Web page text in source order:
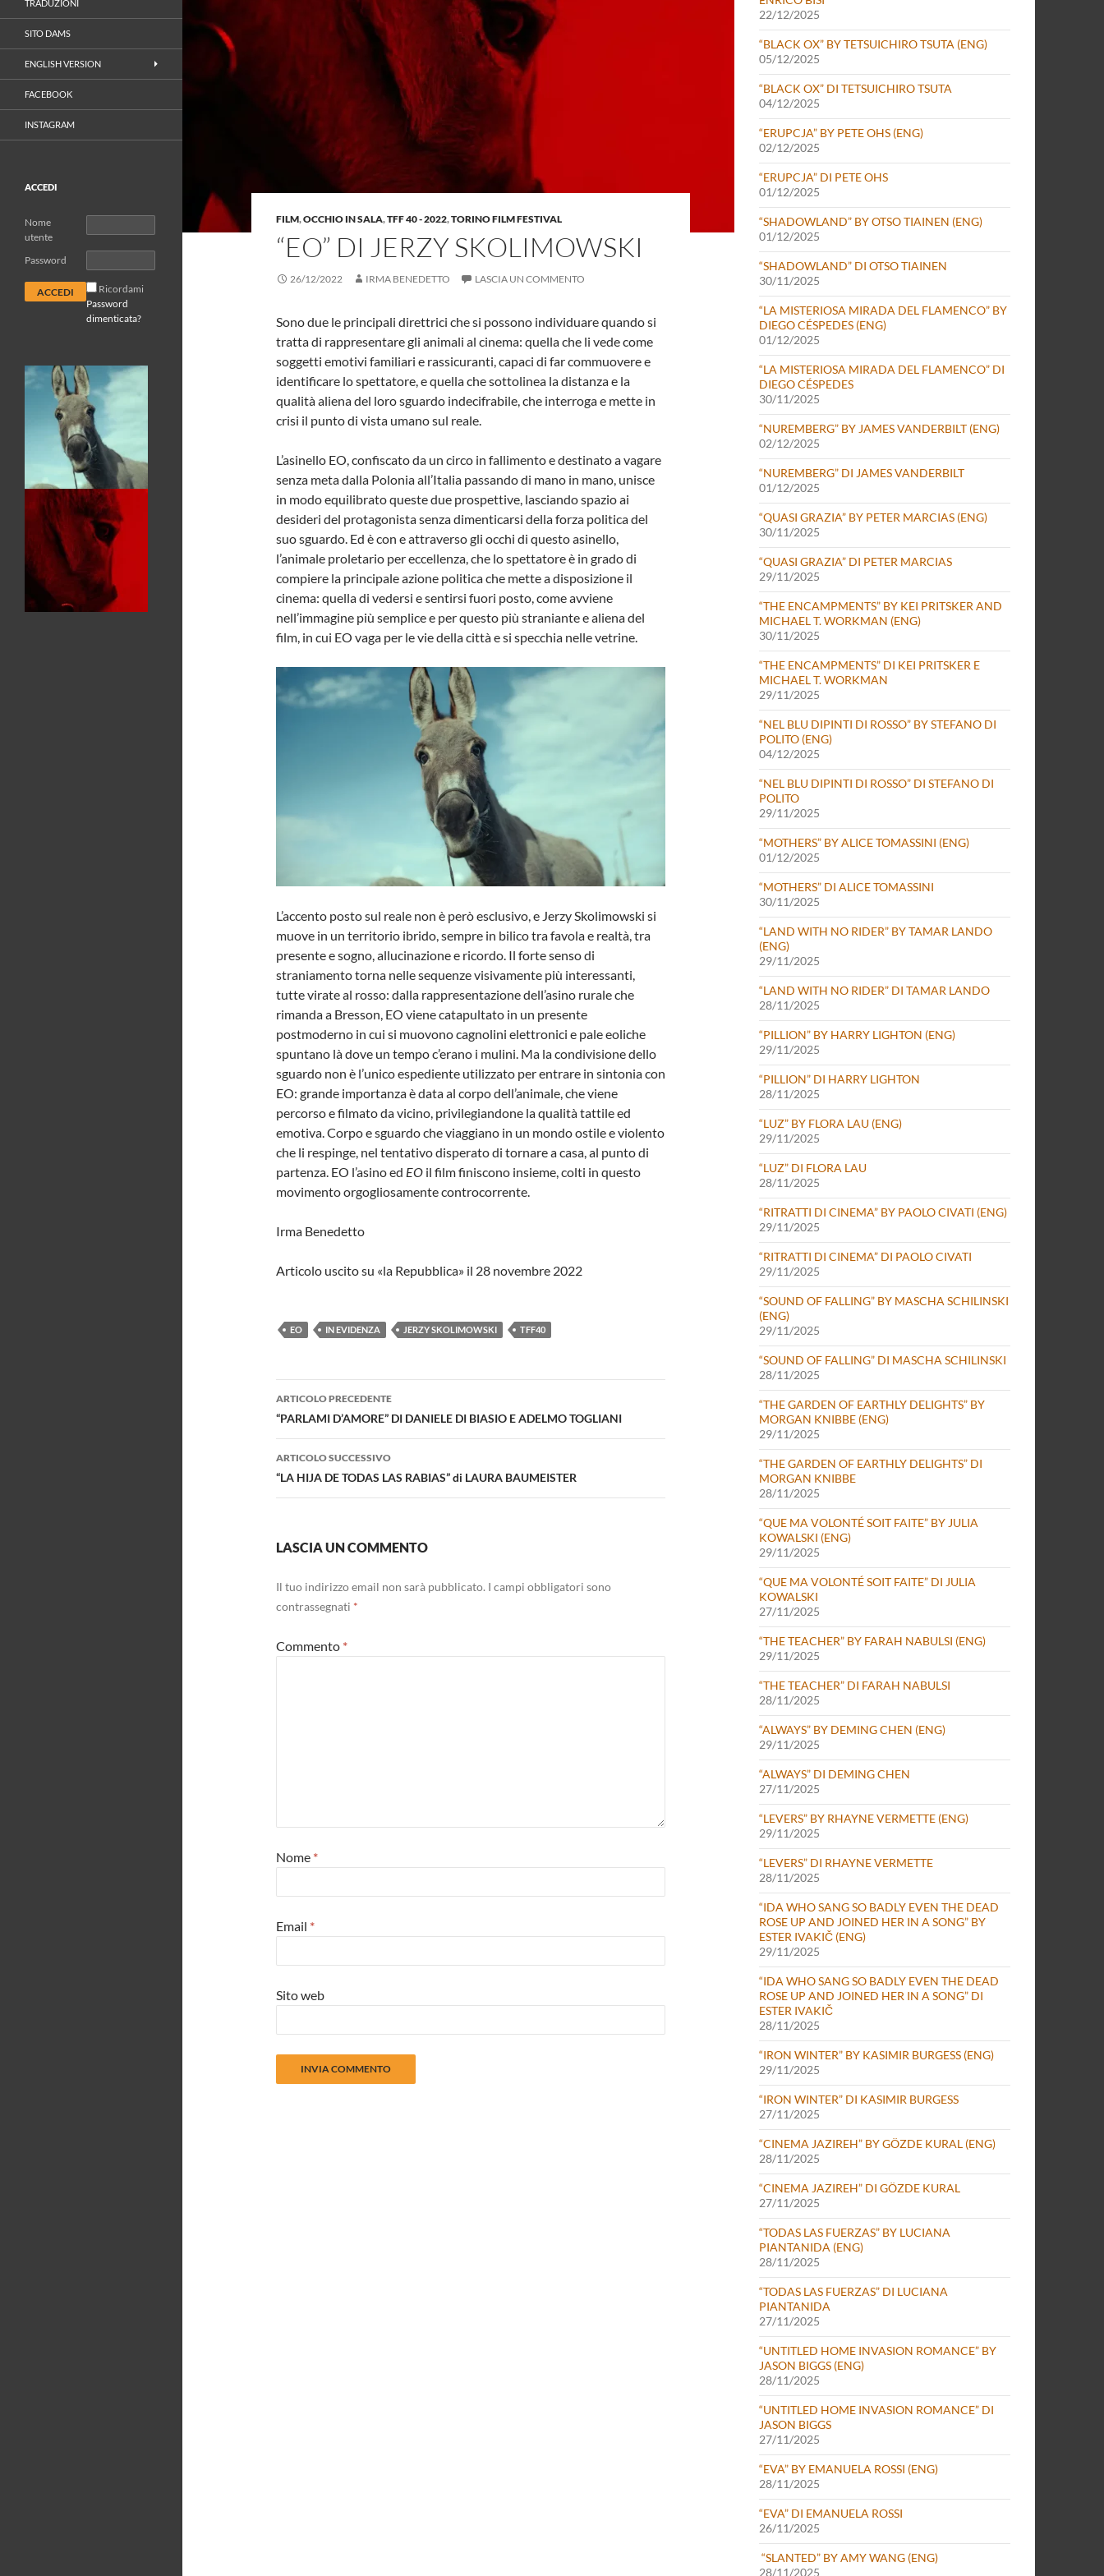
FILM,OCCHIO IN SALA,TFF 40 - 2022,TORINO FILM FESTIVAL
“EO” DI JERZY SKOLIMOWSKI
26/12/2022 IRMA BENEDETTO LASCIA UN COMMENTO
Sono due le principali direttrici che si possono individuare quando si
tratta di rappresentare gli animali al cinema: quella che li vede come
soggetti emotivi familiari e rassicuranti, capaci di far commuovere e
identificare lo spettatore, e quella che sottolinea la distanza e la
qualità aliena del loro sguardo indecifrabile, che interroga e mette in
crisi il punto di vista umano sul reale.
L’asinello EO, confiscato da un circo in fallimento e destinato a vagare
senza meta dalla Polonia all’Italia passando di mano in mano, unisce
in modo equilibrato queste due prospettive, lasciando spazio ai
desideri del protagonista senza dimenticarsi della forza politica del
suo sguardo. Ed è con e attraverso gli occhi di questo asinello,
l’animale proletario per eccellenza, che lo spettatore è in grado di
compiere la principale azione politica che mette a disposizione il
cinema: quella di vedersi e sentirsi fuori posto, come avviene
nell’immagine più semplice e per questo più straniante e aliena del
film, in cui EO vaga per le vie della città e si specchia nelle vetrine.
L’accento posto sul reale non è però esclusivo, e Jerzy Skolimowski si
muove in un territorio ibrido, sempre in bilico tra favola e realtà, tra
presente e sogno, allucinazione e ricordo. Il forte senso di
straniamento torna nelle sequenze visivamente più interessanti,
tutte virate al rosso: dalla rappresentazione dell’asino rurale che
rimanda a Bresson, EO viene catapultato in un presente
postmoderno in cui si muovono cagnolini elettronici e pale eoliche
spuntano là dove un tempo c’erano i mulini. Ma la condivisione dello
sguardo non è l’unico espediente utilizzato per entrare in sintonia con
EO: grande importanza è data al corpo dell’animale, che viene
percorso e filmato da vicino, privilegiandone la qualità tattile ed
emotiva. Corpo e sguardo che viaggiano in un mondo ostile e violento
che li respinge, nel tentativo disperato di tornare a casa, al punto di
partenza. EO l’asino ed EO il film finiscono insieme, colti in questo
movimento orgogliosamente controcorrente.
Irma Benedetto
Articolo uscito su «la Repubblica» il 28 novembre 2022
EO IN EVIDENZA JERZY SKOLIMOWSKI TFF40
Navigazione
articolo
ARTICOLO PRECEDENTE
“PARLAMI D’AMORE” DI DANIELE DI BIASIO E ADELMO TOGLIANI
ARTICOLO SUCCESSIVO
“LA HIJA DE TODAS LAS RABIAS” di LAURA BAUMEISTER
LASCIA UN COMMENTO
Il tuo indirizzo email non sarà pubblicato. I campi obbligatori sono
contrassegnati *
Commento *
Nome *
Email *
Sito web
22/12/2025
“BLACK OX” BY TETSUICHIRO TSUTA (ENG)
05/12/2025
“BLACK OX” DI TETSUICHIRO TSUTA
04/12/2025
“ERUPCJA” BY PETE OHS (ENG)
02/12/2025
“ERUPCJA” DI PETE OHS
01/12/2025
“SHADOWLAND” BY OTSO TIAINEN (ENG)
01/12/2025
“SHADOWLAND” DI OTSO TIAINEN
30/11/2025
“LA MISTERIOSA MIRADA DEL FLAMENCO” BY
DIEGO CÉSPEDES (ENG)
01/12/2025
“LA MISTERIOSA MIRADA DEL FLAMENCO” DI
DIEGO CÉSPEDES
30/11/2025
“NUREMBERG” BY JAMES VANDERBILT (ENG)
02/12/2025
“NUREMBERG” DI JAMES VANDERBILT
01/12/2025
“QUASI GRAZIA” BY PETER MARCIAS (ENG)
30/11/2025
“QUASI GRAZIA” DI PETER MARCIAS
29/11/2025
“THE ENCAMPMENTS” BY KEI PRITSKER AND
MICHAEL T. WORKMAN (ENG)
30/11/2025
“THE ENCAMPMENTS” DI KEI PRITSKER E
MICHAEL T. WORKMAN
29/11/2025
“NEL BLU DIPINTI DI ROSSO” BY STEFANO DI
POLITO (ENG)
04/12/2025
“NEL BLU DIPINTI DI ROSSO” DI STEFANO DI
POLITO
29/11/2025
“MOTHERS” BY ALICE TOMASSINI (ENG)
01/12/2025
“MOTHERS” DI ALICE TOMASSINI
30/11/2025
“LAND WITH NO RIDER” BY TAMAR LANDO
(ENG)
29/11/2025
“LAND WITH NO RIDER” DI TAMAR LANDO
28/11/2025
“PILLION” BY HARRY LIGHTON (ENG)
29/11/2025
“PILLION” DI HARRY LIGHTON
28/11/2025
“LUZ” BY FLORA LAU (ENG)
29/11/2025
“LUZ” DI FLORA LAU
28/11/2025
“RITRATTI DI CINEMA” BY PAOLO CIVATI (ENG)
29/11/2025
“RITRATTI DI CINEMA” DI PAOLO CIVATI
29/11/2025
“SOUND OF FALLING” BY MASCHA SCHILINSKI
(ENG)
29/11/2025
“SOUND OF FALLING” DI MASCHA SCHILINSKI
28/11/2025
“THE GARDEN OF EARTHLY DELIGHTS” BY
MORGAN KNIBBE (ENG)
29/11/2025
“THE GARDEN OF EARTHLY DELIGHTS” DI
MORGAN KNIBBE
28/11/2025
“QUE MA VOLONTÉ SOIT FAITE” BY JULIA
KOWALSKI (ENG)
29/11/2025
“QUE MA VOLONTÉ SOIT FAITE” DI JULIA
KOWALSKI
27/11/2025
“THE TEACHER” BY FARAH NABULSI (ENG)
29/11/2025
“THE TEACHER” DI FARAH NABULSI
28/11/2025
“ALWAYS” BY DEMING CHEN (ENG)
29/11/2025
“ALWAYS” DI DEMING CHEN
27/11/2025
“LEVERS” BY RHAYNE VERMETTE (ENG)
29/11/2025
“LEVERS” DI RHAYNE VERMETTE
28/11/2025
“IDA WHO SANG SO BADLY EVEN THE DEAD
ROSE UP AND JOINED HER IN A SONG” BY
ESTER IVAKIČ (ENG)
29/11/2025
“IDA WHO SANG SO BADLY EVEN THE DEAD
ROSE UP AND JOINED HER IN A SONG” DI
ESTER IVAKIČ
28/11/2025
“IRON WINTER” BY KASIMIR BURGESS (ENG)
29/11/2025
“IRON WINTER” DI KASIMIR BURGESS
27/11/2025
“CINEMA JAZIREH” BY GÖZDE KURAL (ENG)
28/11/2025
“CINEMA JAZIREH” DI GÖZDE KURAL
27/11/2025
“TODAS LAS FUERZAS” BY LUCIANA
PIANTANIDA (ENG)
28/11/2025
“TODAS LAS FUERZAS” DI LUCIANA
PIANTANIDA
27/11/2025
“UNTITLED HOME INVASION ROMANCE” BY
JASON BIGGS (ENG)
28/11/2025
“UNTITLED HOME INVASION ROMANCE” DI
JASON BIGGS
27/11/2025
“EVA” BY EMANUELA ROSSI (ENG)
28/11/2025
“EVA” DI EMANUELA ROSSI
26/11/2025
“SLANTED” BY AMY WANG (ENG)
28/11/2025
TRADUZIONI
SITO DAMS
ENGLISH VERSION
FACEBOOK
INSTAGRAM
ACCEDI
Nome
utente
Password
Ricordami
Password
dimenticata?